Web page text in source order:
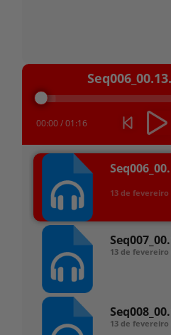
Tocador
áudio
00:00 /01:16
13 de fevereiro
13 de fevereiro
13 de fevereiro